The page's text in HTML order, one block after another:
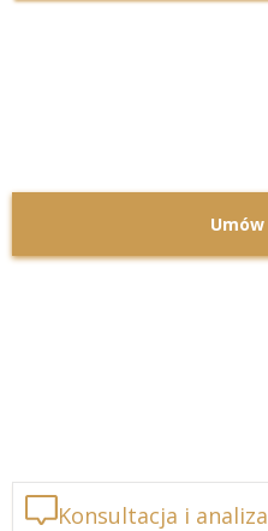
Konsultacja i